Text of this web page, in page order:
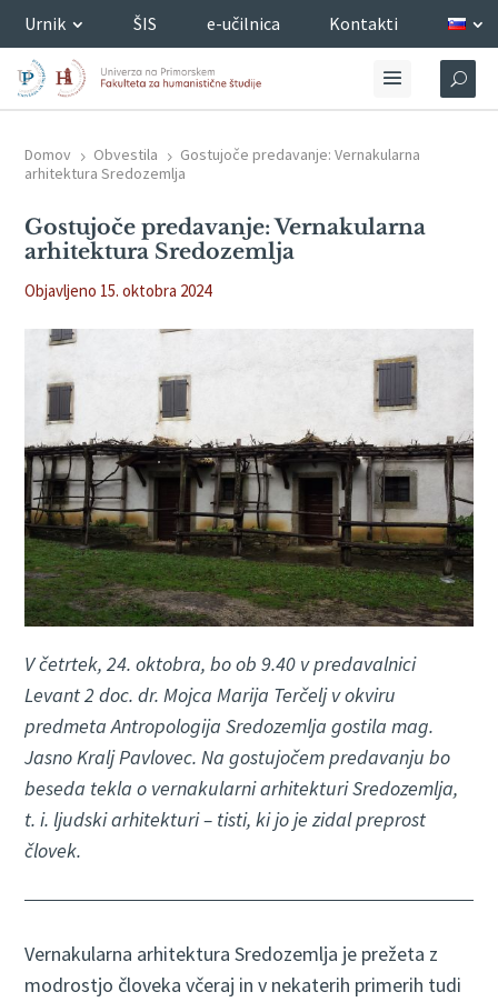
Urnik ŠIS e-učilnica Kontakti
Domov 5 Obvestila 5 Gostujoče predavanje: Vernakularna
arhitektura Sredozemlja
Gostujoče predavanje: Vernakularna
arhitektura Sredozemlja
Objavljeno 15. oktobra 2024
V četrtek, 24. oktobra, bo ob 9.40 v predavalnici
Levant 2 doc. dr. Mojca Marija Terčelj v okviru
predmeta Antropologija Sredozemlja gostila mag.
Jasno Kralj Pavlovec. Na gostujočem predavanju bo
beseda tekla o vernakularni arhitekturi Sredozemlja,
t. i. ljudski arhitekturi – tisti, ki jo je zidal preprost
človek.
Vernakularna arhitektura Sredozemlja je prežeta z
modrostjo človeka včeraj in v nekaterih primerih tudi